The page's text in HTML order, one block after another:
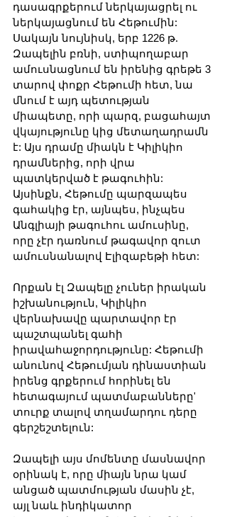
դասագրքերում ներկայացրել ու
ներկայացնում են Հեթումին:
Սակայն նույնիսկ, երբ 1226 թ.
Զապելին բռնի, ստիպողաբար
ամուսնացնում են իրենից գրեթե 3
տարով փոքր Հեթումի հետ, նա
մնում է այդ պետության
միապետը, որի պարզ, բացահայտ
վկայությունը կից մետաղադրամն
է: Այս դրամը միակն է Կիլիկիո
դրամներից, որի վրա
պատկերված է թագուհին:
Այսինքն, Հեթումը պարզապես
գահակից էր, այնպես, ինչպես
Անգլիայի թագուհու ամուսինը,
որը չէր դառնում թագավոր զուտ
ամուսնանալով Էլիզաբեթի հետ:
Որքան էլ Զապելը չուներ իրական
իշխանություն, Կիլիկիո
վերնախավը պարտավոր էր
պաշտպանել գահի
իրավահաջորդությունը: Հեթումի
անունով Հեթումյան դինաստիան
իրենց գրքերում հորինել են
հետագայում պատմաբանները'
տուրք տալով տղամարդու դերը
գերշեշտելուն:
Զապելի այս մոմենտը մասնավոր
օրինակ է, որը միայն նրա կամ
անցած պատմության մասին չէ,
այլ նաև ինդիկատոր